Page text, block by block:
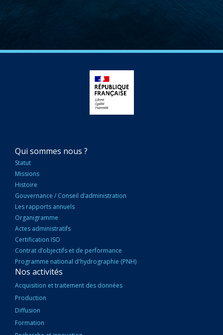
NAVIGATION
PRINCIPALE
Qui sommes nous ?
Statut
Missions
Histoire
Gouvernance / Conseil d’administration
Les rapports annuels
Organigramme
Actes administratifs
Certification ISO
Contrat d’objectifs et de performance
Programme national d'hydrographie (PNH)
Nos activités
Acquisition et traitement des données
Production
Diffusion
Formation